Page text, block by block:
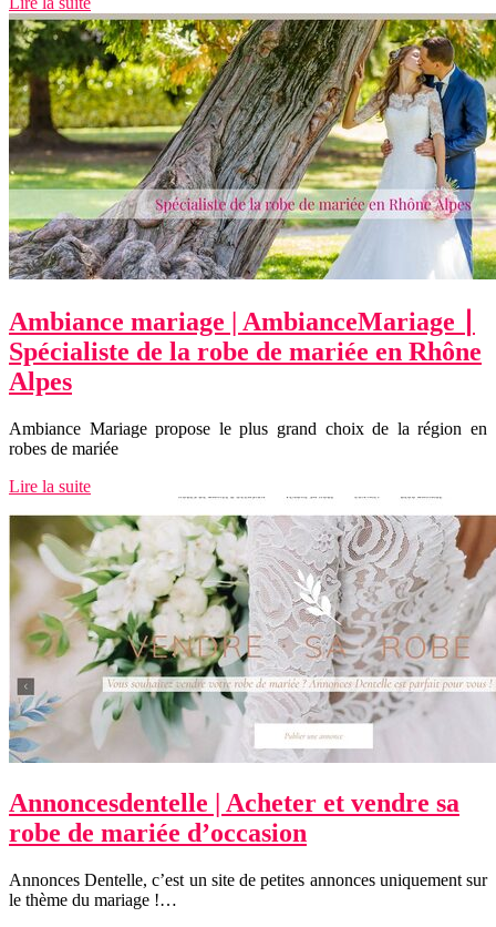
Ambiance mariage | AmbianceMariage ∣
Spécialiste de la robe de mariée en Rhône
Alpes
Ambiance Mariage propose le plus grand choix de la région en
robes de mariée
Lire la suite
An­noncesdentel­le | Acheter et vendre sa
robe de mariée d’occasion
Annonces Dentelle, c’est un site de petites annonces uniquement sur
le thème du mariage !…